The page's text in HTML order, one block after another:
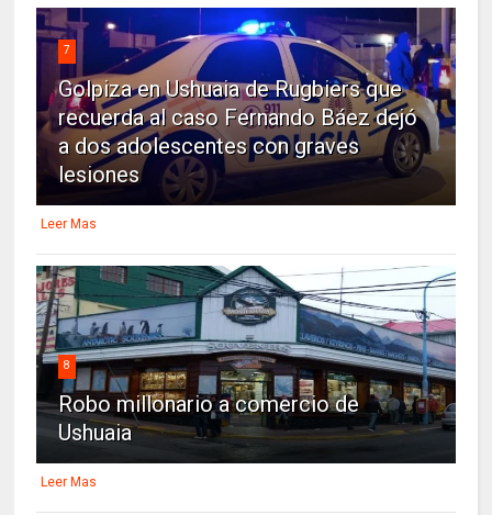
7
Golpiza en Ushuaia de Rugbiers que
recuerda al caso Fernando Báez dejó
a dos adolescentes con graves
lesiones
Leer Mas
8
Robo millonario a comercio de
Ushuaia
Leer Mas